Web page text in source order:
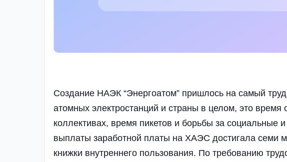
Создание НАЭК “Энергоатом” пришлось на самый
атомных электростанций и страны в целом, это время
коллективах, время пикетов и борьбы за социальные
выплаты заработной платы на ХАЭС достигала семи
книжки внутреннего пользования. По требованию